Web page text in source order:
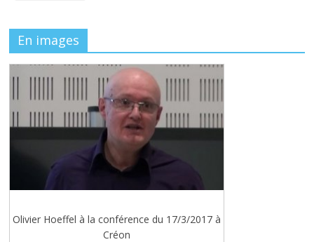
En images
Olivier Hoeffel à la conférence du 17/3/2017 à
Créon